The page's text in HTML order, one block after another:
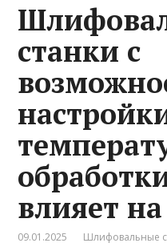
станки с
влияет
09.01.2025 Шлифовальные